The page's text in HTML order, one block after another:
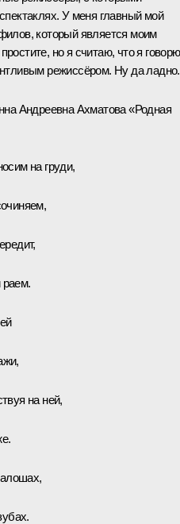
У меня главный мой
который является моим
но я считаю, что я говорю
режиссёром. Ну да ладно.
Андреевна Ахматова «Родная
на груди,
раем.
на ней,